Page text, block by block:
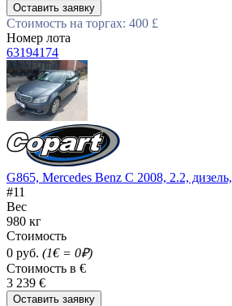
Оставить заявку
Стоимость на торгах: 400 £
Номер лота
63194174
G865, Mercedes Benz C 2008, 2.2,
#11
Вес
980 кг
Стоимость
0 руб. (1€ = 0₽)
Стоимость в €
3 239 €
Оставить заявку